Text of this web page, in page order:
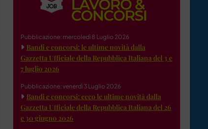
Pubblicazione: mercoledì 8 Luglio 2026
Bandi e concorsi: le ultime novità dalla
Gazzetta Ufficiale della Repubblica Italiana del 3 e
7 luglio 2026
Pubblicazione: venerdì 3 Luglio 2026
Bandi e concorsi: ecco le ultime novità dalla
Gazzetta Ufficiale della Repubblica Italiana del 26
e 30 giugno 2026